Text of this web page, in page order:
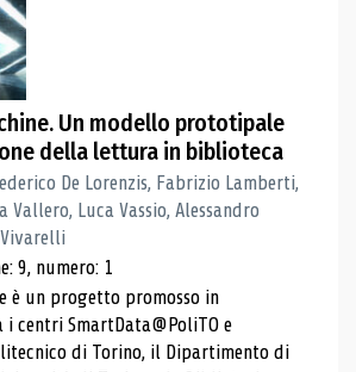
Un modello prototipale
della lettura in biblioteca
De Lorenzis, Fabrizio Lamberti,
Vallero, Luca Vassio, Alessandro
9, numero: 1
è un progetto promosso in
centri SmartData@PoliTO e
di Torino, il Dipartimento di